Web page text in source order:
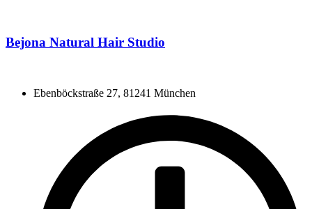
Bejona Natural Hair Studio
Ebenböckstraße 27, 81241 München